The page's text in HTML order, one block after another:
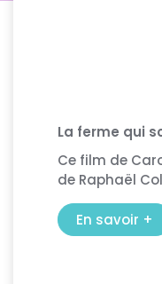
La ferme qui
Ce film de
de Raphaël
En savoir +